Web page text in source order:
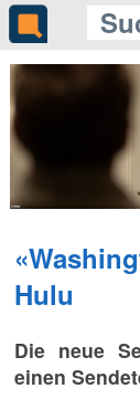
Hulu
Die neue
einen